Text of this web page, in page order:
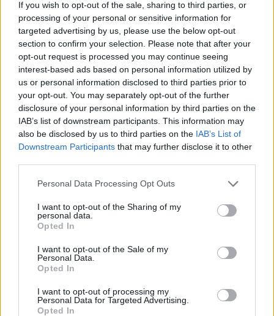
If you wish to opt-out of the sale, sharing to third parties, or
processing of your personal or sensitive information for
targeted advertising by us, please use the below opt-out
section to confirm your selection. Please note that after your
opt-out request is processed you may continue seeing
interest-based ads based on personal information utilized by
us or personal information disclosed to third parties prior to
your opt-out. You may separately opt-out of the further
disclosure of your personal information by third parties on the
IAB’s list of downstream participants. This information may
also be disclosed by us to third parties on the IAB’s List of
Downstream Participants that may further disclose it to other
Personal Data Processing Opt Outs
I want to opt-out of the Sharing of my
personal data.
Opted In
I want to opt-out of the Sale of my
Personal Data.
Opted In
I want to opt-out of processing my
Personal Data for Targeted Advertising.
Opted In